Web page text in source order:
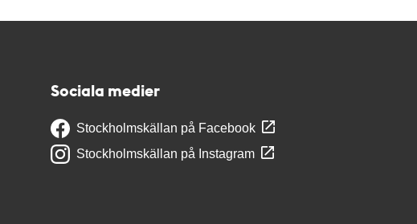
Sociala medier
Stockholmskällan på Facebook
Stockholmskällan på Instagram